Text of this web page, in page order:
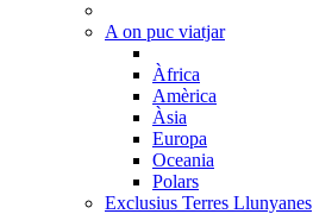
A on puc viatjar
Àfrica
Amèrica
Àsia
Europa
Oceania
Polars
Exclusius Terres Llunyanes